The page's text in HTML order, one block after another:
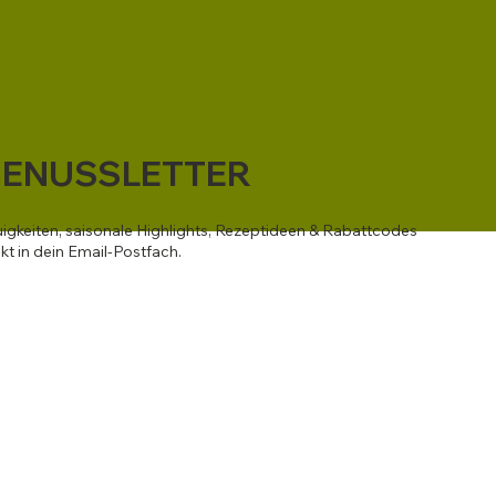
saisonale Highlights, Rezeptideen & Rabattcodes
in dein Email-Postfach.